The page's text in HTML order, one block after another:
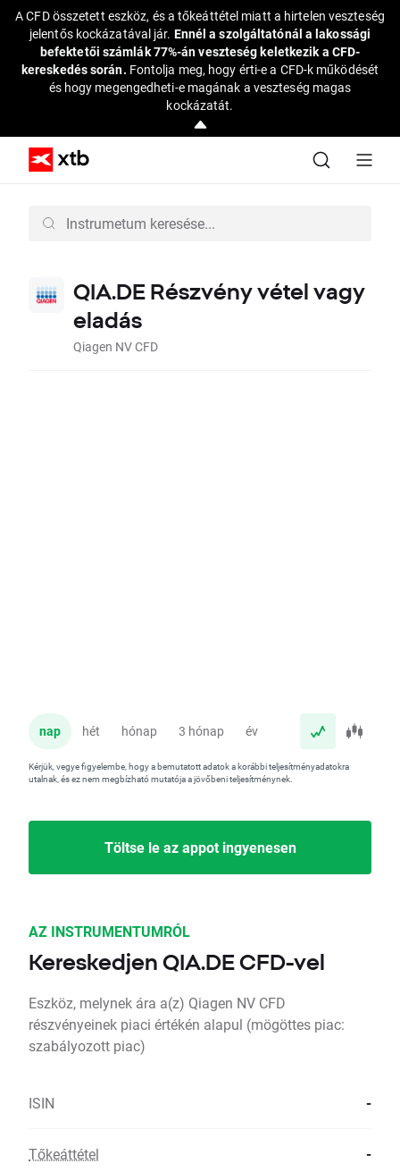
A CFD összetett eszköz, és a tőkeáttétel miatt a hirtelen veszteség
jelentős kockázatával jár. Ennél a szolgáltatónál a lakossági
befektetői számlák 77%-án veszteség keletkezik a CFD-
kereskedés során. Fontolja meg, hogy érti-e a CFD-k működését
és hogy megengedheti-e magának a veszteség magas
kockázatát.
QIA.DE Részvény vétel vagy
eladás
Qiagen NV CFD
nap hét hónap 3 hónap év
Kérjük, vegye figyelembe, hogy a bemutatott adatok a korábbi teljesítményadatokra
utalnak, és ez nem megbízható mutatója a jövőbeni teljesítménynek.
Töltse le az appot ingyenesen
AZ INSTRUMENTUMRÓL
Kereskedjen QIA.DE CFD-vel
Eszköz, melynek ára a(z) Qiagen NV CFD
részvényeinek piaci értékén alapul (mögöttes piac:
szabályozott piac)
ISIN -
Tőkeáttétel -